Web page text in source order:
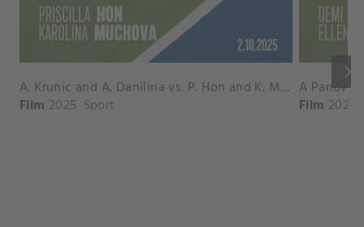
keyboard_arrow_right
A. Krunic and A. Danilina vs. P. Hon and K. Muchova Match Highlights - BEIJING_Capital Group Diamond ( October 02, 2025)
Film 2025 Sport Film 2026